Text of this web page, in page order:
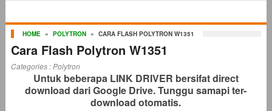
HOME » POLYTRON » CARA FLASH POLYTRON W1351
Cara Flash Polytron W1351
Categories :Polytron
Untuk beberapa LINK DRIVER bersifat direct
download dari Google Drive. Tunggu samapi ter-
download otomatis.